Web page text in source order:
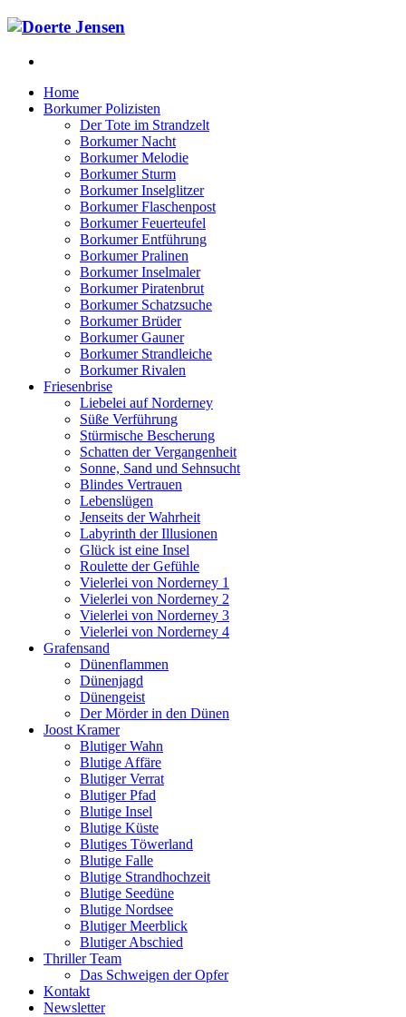
Home
Borkumer Polizisten
Der Tote im Strandzelt
Borkumer Nacht
Borkumer Melodie
Borkumer Sturm
Borkumer Inselglitzer
Borkumer Flaschenpost
Borkumer Feuerteufel
Borkumer Entführung
Borkumer Pralinen
Borkumer Inselmaler
Borkumer Piratenbrut
Borkumer Schatzsuche
Borkumer Brüder
Borkumer Gauner
Borkumer Strandleiche
Borkumer Rivalen
Friesenbrise
Liebelei auf Norderney
Süße Verführung
Stürmische Bescherung
Schatten der Vergangenheit
Sonne, Sand und Sehnsucht
Blindes Vertrauen
Lebenslügen
Jenseits der Wahrheit
Labyrinth der Illusionen
Glück ist eine Insel
Roulette der Gefühle
Vielerlei von Norderney 1
Vielerlei von Norderney 2
Vielerlei von Norderney 3
Vielerlei von Norderney 4
Grafensand
Dünenflammen
Dünenjagd
Dünengeist
Der Mörder in den Dünen
Joost Kramer
Blutiger Wahn
Blutige Affäre
Blutiger Verrat
Blutiger Pfad
Blutige Insel
Blutige Küste
Blutiges Töwerland
Blutige Falle
Blutige Strandhochzeit
Blutige Seedüne
Blutige Nordsee
Blutiger Meerblick
Blutiger Abschied
Thriller Team
Das Schweigen der Opfer
Kontakt
Newsletter